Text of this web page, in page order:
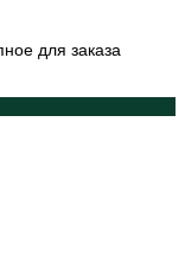
для заказа